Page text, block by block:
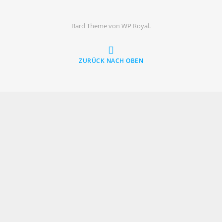
Bard Theme von WP Royal.
ZURÜCK NACH OBEN